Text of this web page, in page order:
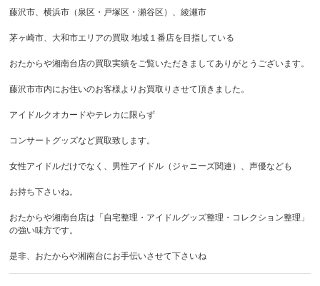
藤沢市、横浜市（泉区・戸塚区・瀬谷区）、綾瀬市
茅ヶ崎市、大和市エリアの買取 地域１番店を目指している
おたからや湘南台店の買取実績をご覧いただきましてありがとうございます。
藤沢市市内にお住いのお客様よりお買取りさせて頂きました。
アイドルクオカードやテレカに限らず
コンサートグッズなど買取致します。
女性アイドルだけでなく、男性アイドル（ジャニーズ関連）、声優なども
お持ち下さいね。
おたからや湘南台店は「自宅整理・アイドルグッズ整理・コレクション整理」
の強い味方です。
是非、おたからや湘南台にお手伝いさせて下さいね